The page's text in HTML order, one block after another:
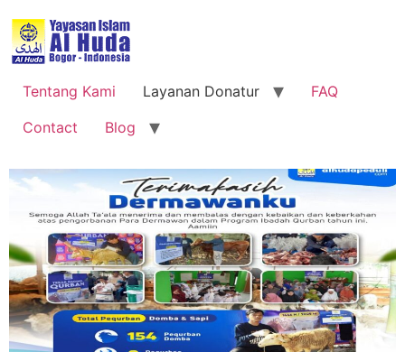
Tentang Kami Layanan Donatur
FAQ
Contact
Blog